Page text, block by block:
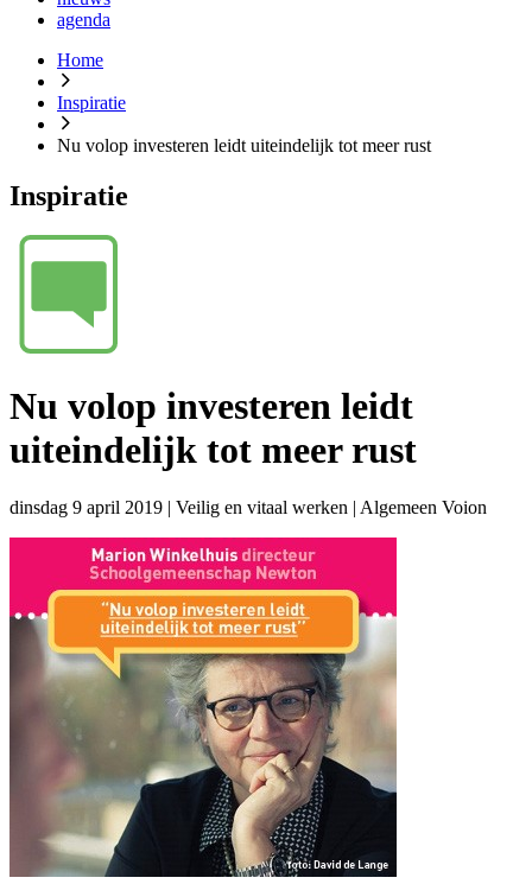
agenda
Home
Inspiratie
Nu volop investeren leidt uiteindelijk tot meer rust
Inspiratie
Nu volop investeren leidt
uiteindelijk tot meer rust
dinsdag 9 april 2019 | Veilig en vitaal werken | Algemeen Voion